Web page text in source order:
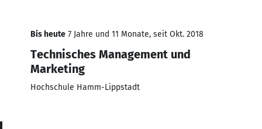
Bis heute 7 Jahre und 11 Monate, seit Okt. 2018
Technisches Management und
Marketing
Hochschule Hamm-Lippstadt